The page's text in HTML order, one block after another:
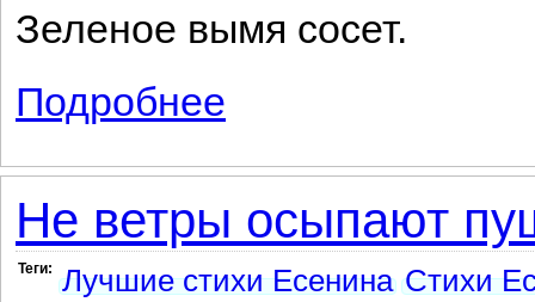
Зеленое вымя сосет.
Подробнее
Не ветры осыпают
Теги: Лучшие стихи Есенина Стихи